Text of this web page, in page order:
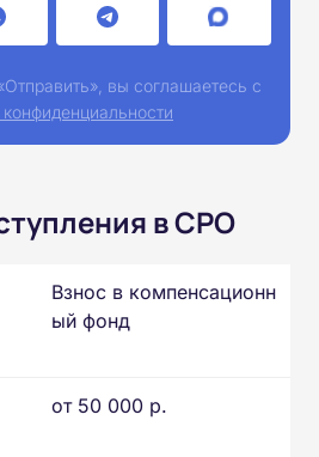
вы соглашаетесь с
конфиденциальности
в СРО
Взнос в компенсационн
ый фонд
от 50 000 р.